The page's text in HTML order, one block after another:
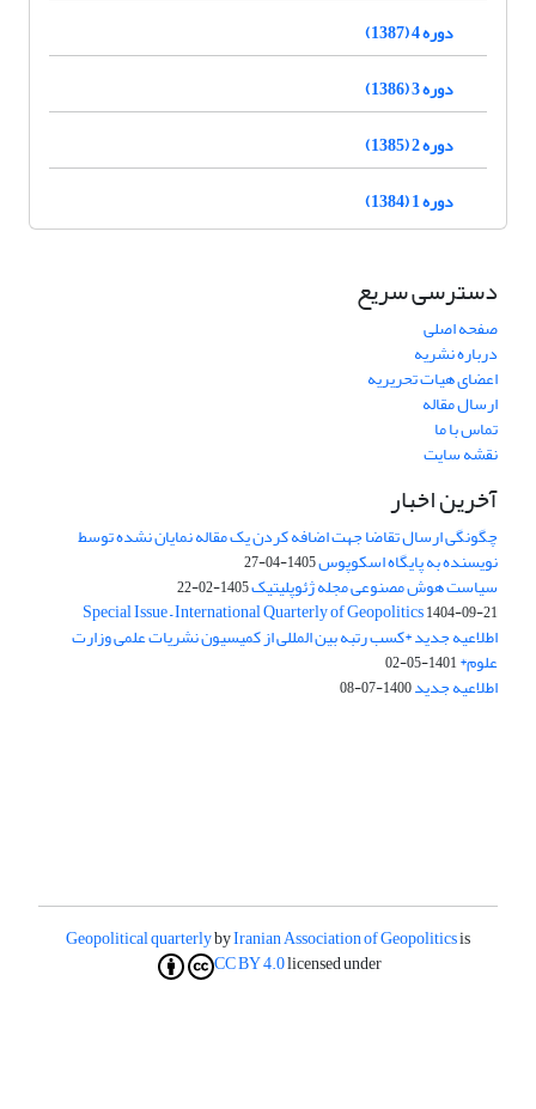
دوره 4 (1387)
دوره 3 (1386)
دوره 2 (1385)
دوره 1 (1384)
دسترسی سریع
صفحه اصلی
درباره نشریه
اعضای هیات تحریریه
ارسال مقاله
تماس با ما
نقشه سایت
آخرین اخبار
چگونگی ارسال تقاضا جهت اضافه کردن یک مقاله نمایان نشده توسط
نویسنده به پایگاه اسکوپوس1405-04-27
سیاست هوش مصنوعی مجله ژئوپلیتیک1405-02-22
Special Issue – International Quarterly of Geopolitics1404-09-21
اطلاعیه جدید *کسب رتبه بین المللی از کمیسیون نشریات علمی وزارت
علوم*1401-05-02
اطلاعیه جدید1400-07-08
Geopolitical quarterlybyIranian Association of Geopoliticsis
licensed under
CC BY 4.0